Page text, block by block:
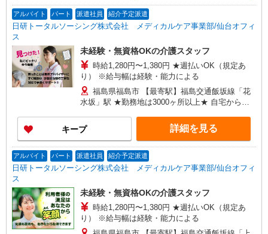
アルバイト パート 派遣社員 紹介予定派遣
日研トータルソーシング株式会社 メディカルケア事業部/仙台オフィ
ス
未経験・無資格OKの介護スタッフ
時給1,280円〜1,380円 ★週払いOK（規定あ
り） ※給与幅は経験・能力による
福島県福島市 【最寄駅】福島交通飯坂線「花
水坂」駅 ★勤務地は3000ヶ所以上★ 自宅から通
さい！！
キープ 詳細を見る
アルバイト パート 派遣社員 紹介予定派遣
日研トータルソーシング株式会社 メディカルケア事業部/仙台オフィ
ス
未経験・無資格OKの介護スタッフ
時給1,280円〜1,380円 ★週払いOK（規定あ
り） ※給与幅は経験・能力による